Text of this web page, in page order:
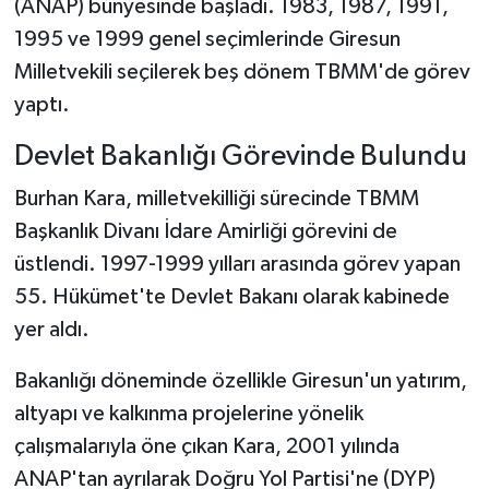
(ANAP) bünyesinde başladı. 1983, 1987, 1991,
1995 ve 1999 genel seçimlerinde Giresun
Milletvekili seçilerek beş dönem TBMM'de görev
yaptı.
Devlet Bakanlığı Görevinde Bulundu
Burhan Kara, milletvekilliği sürecinde TBMM
Başkanlık Divanı İdare Amirliği görevini de
üstlendi. 1997-1999 yılları arasında görev yapan
55. Hükümet'te Devlet Bakanı olarak kabinede
yer aldı.
Bakanlığı döneminde özellikle Giresun'un yatırım,
altyapı ve kalkınma projelerine yönelik
çalışmalarıyla öne çıkan Kara, 2001 yılında
ANAP'tan ayrılarak Doğru Yol Partisi'ne (DYP)